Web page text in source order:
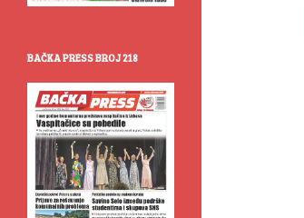
BAČKA PRESS BROJ 218